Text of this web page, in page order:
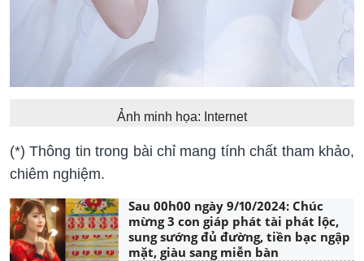
Ảnh minh họa: Internet
(*) Thông tin trong bài chỉ mang tính chất tham khảo,
chiêm nghiệm.
Sau 00h00 ngày 9/10/2024: Chúc
mừng 3 con giáp phát tài phát lộc,
sung sướng đủ đường, tiền bạc ngập
mặt, giàu sang miễn bàn